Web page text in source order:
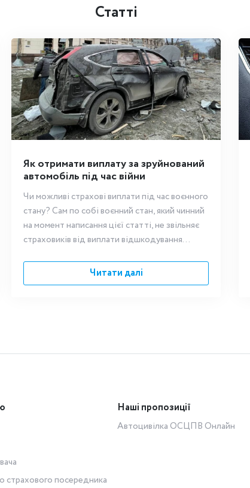
Статті
Як отримати виплату за зруйнований
автомобіль під час війни
Чи можливі страхові виплати під час воєнного
стану? Сам по собі воєнний стан, який чинний
на момент написання цієї статті, не звільняє
страховиків від виплати відшкодування...
Читати далі
страхового посередника
Наші пропозиції
Автоцивілка ОСЦПВ Онлайн